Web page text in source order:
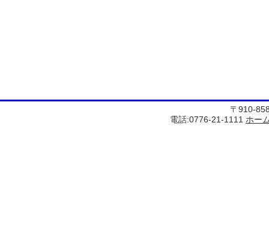
〒910-
電話:0776-21-1111 ホー